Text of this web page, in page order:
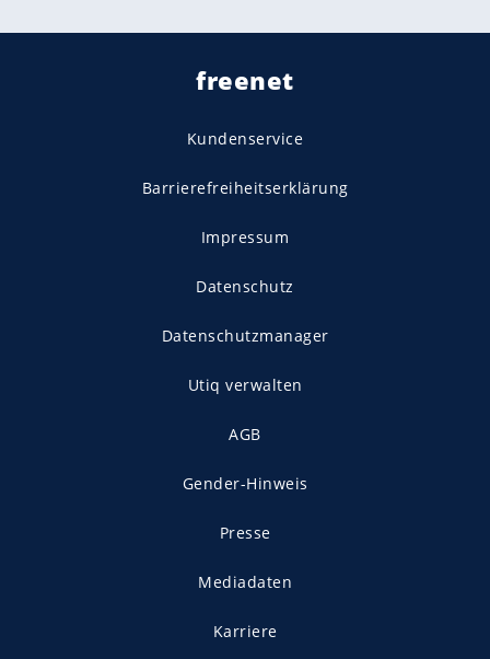
freenet
Kundenservice
Barrierefreiheitserklärung
Impressum
Datenschutz
Datenschutzmanager
Utiq verwalten
AGB
Gender-Hinweis
Presse
Mediadaten
Karriere